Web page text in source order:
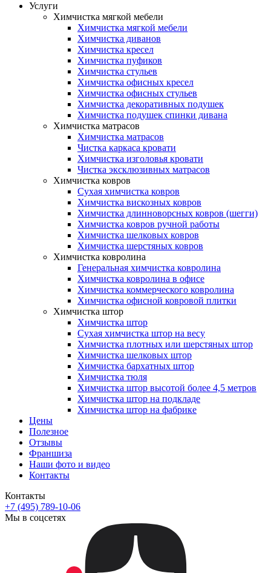
Услуги
Химчистка мягкой мебели
Химчистка мягкой мебели
Химчистка диванов
Химчистка кресел
Химчистка пуфиков
Химчистка стульев
Химчистка офисных кресел
Химчистка офисных стульев
Химчистка декоративных подушек
Химчистка подушек спинки дивана
Химчистка матрасов
Химчистка матрасов
Чистка каркаса кровати
Химчистка изголовья кровати
Чистка эксклюзивных матрасов
Химчистка ковров
Сухая химчистка ковров
Химчистка вискозных ковров
Химчистка длинноворсных ковров (шегги)
Химчистка ковров ручной работы
Химчистка шелковых ковров
Химчистка шерстяных ковров
Химчистка ковролина
Генеральная химчистка ковролина
Химчистка ковролина в офисе
Химчистка коммерческого ковролина
Химчистка офисной ковровой плитки
Химчистка штор
Химчистка штор
Сухая химчистка штор на весу
Химчистка плотных или шерстяных штор
Химчистка шелковых штор
Химчистка бархатных штор
Химчистка тюля
Химчистка штор высотой более 4,5 метров
Химчистка штор на подкладе
Химчистка штор на фабрике
Цены
Полезное
Отзывы
Франшиза
Наши фото и видео
Контакты
Контакты
+7 (495) 789-10-06
Мы в соцсетях